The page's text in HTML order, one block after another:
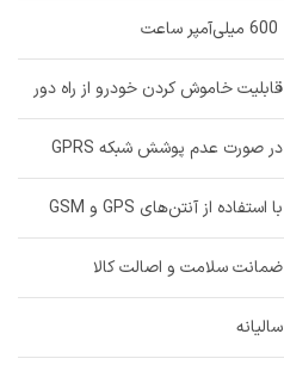
قابلیت خاموش کردن خودرو از راه دور
در صورت عدم پوشش شبکه GPRS
با استفاده از آنتن‌های GPS و GSM
ضمانت سلامت و اصالت کالا
سالیانه